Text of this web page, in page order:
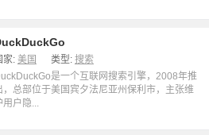
家: 美国 类型: 搜索
是一个互联网搜索引擎，2008年推
，总部位于美国宾夕法尼亚州保利市，主张维
用户隐...